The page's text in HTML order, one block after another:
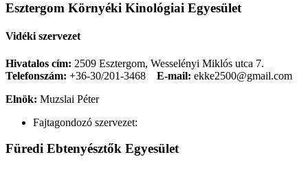
Esztergom Környéki Kinológiai Egyesület
Vidéki szervezet
Hivatalos cím: 2509 Esztergom, Wesselényi Miklós utca 7.
Telefonszám: +36-30/201-3468 E-mail: ekke2500@gmail.com
Elnök: Muzslai Péter
Fajtagondozó szervezet:
Füredi Ebtenyésztők Egyesület